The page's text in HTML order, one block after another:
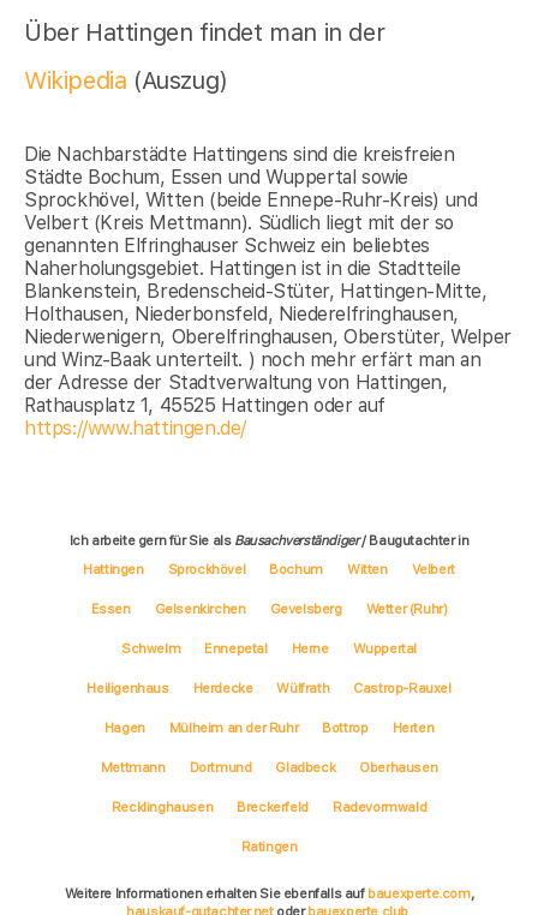
Über Hattingen findet man in der
Wikipedia (Auszug)
Die Nachbarstädte Hattingens sind die kreisfreien
Städte Bochum, Essen und Wuppertal sowie
Sprockhövel, Witten (beide Ennepe-Ruhr-Kreis) und
Velbert (Kreis Mettmann). Südlich liegt mit der so
genannten Elfringhauser Schweiz ein beliebtes
Naherholungsgebiet. Hattingen ist in die Stadtteile
Blankenstein, Bredenscheid-Stüter, Hattingen-Mitte,
Holthausen, Niederbonsfeld, Niederelfringhausen,
Niederwenigern, Oberelfringhausen, Oberstüter, Welper
und Winz-Baak unterteilt. ) noch mehr erfärt man an
der Adresse der Stadtverwaltung von Hattingen,
Rathausplatz 1, 45525 Hattingen oder auf
https://www.hattingen.de/
Ich arbeite gern für Sie als Bausachverständiger/ Baugutachter in
Hattingen
Sprockhövel Bochum Witten Velbert
Essen Gelsenkirchen Gevelsberg Wetter (Ruhr)
Schwelm Ennepetal Herne Wuppertal
Heiligenhaus Herdecke Wülfrath Castrop-Rauxel
Hagen Mülheim an der Ruhr Bottrop Herten
Mettmann Dortmund Gladbeck Oberhausen
Recklinghausen Breckerfeld Radevormwald
Ratingen
Weitere Informationen erhalten Sie ebenfalls auf bauexperte.com,
hauskauf-gutachter.netoderbauexperte.club.